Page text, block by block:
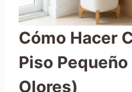
Cómo Hacer
Piso
Olores)